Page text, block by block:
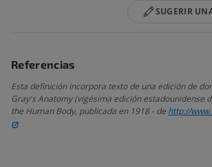
SUGERIR
Referencias
Esta definición incorpora texto de una edición de
Gray's Anatomy (vigésima edición estadounidense
the Human Body, publicada en 1918 - de http://